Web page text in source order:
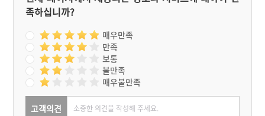
족하십니까?
매우만족
만족
보통
불만족
매우불만족
고객의견